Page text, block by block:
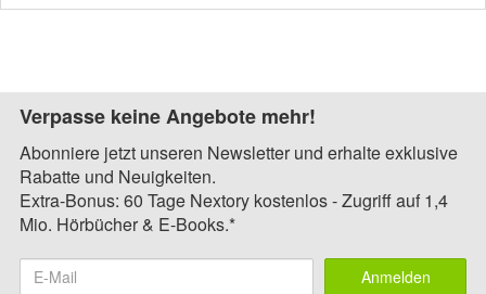
Verpasse keine Angebote mehr!
Abonniere jetzt unseren Newsletter und erhalte exklusive
Rabatte und Neuigkeiten.
Extra-Bonus: 60 Tage Nextory kostenlos - Zugriff auf 1,4
Mio. Hörbücher & E-Books.*
Anmelden